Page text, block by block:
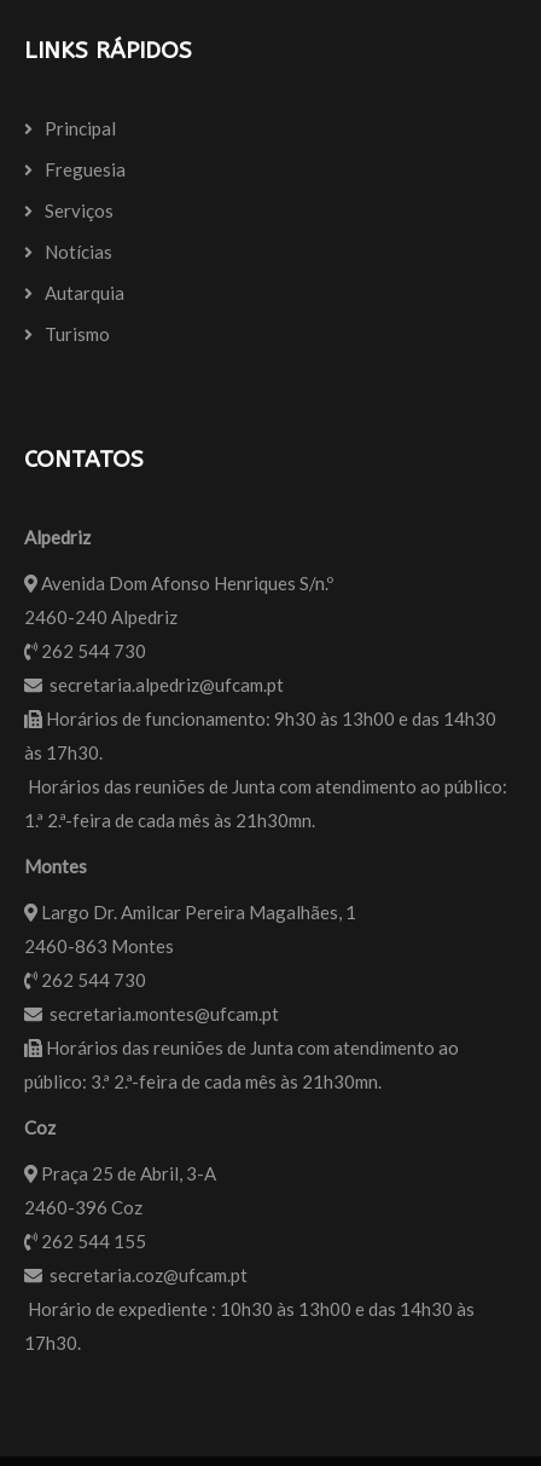
LINKS RÁPIDOS
Principal
Freguesia
Serviços
Notícias
Autarquia
Turismo
CONTATOS
Alpedriz
Avenida Dom Afonso Henriques S/n.º
2460-240 Alpedriz
262 544 730
secretaria.alpedriz@ufcam.pt
Horários de funcionamento: 9h30 às 13h00 e das 14h30
às 17h30.
Horários das reuniões de Junta com atendimento ao público:
1.ª 2.ª-feira de cada mês às 21h30mn.
Montes
Largo Dr. Amilcar Pereira Magalhães, 1
2460-863 Montes
262 544 730
secretaria.montes@ufcam.pt
Horários das reuniões de Junta com atendimento ao
público: 3.ª 2.ª-feira de cada mês às 21h30mn.
Coz
Praça 25 de Abril, 3-A
2460-396 Coz
262 544 155
secretaria.coz@ufcam.pt
Horário de expediente : 10h30 às 13h00 e das 14h30 às
17h30.